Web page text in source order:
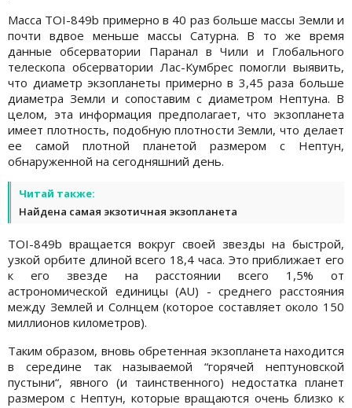
Масса TOI-849b примерно в 40 раз больше массы Земли и
почти вдвое меньше массы Сатурна. В то же время
данные обсерватории Паранал в Чили и Глобального
телескопа обсерватории Лас-Кумбрес помогли выявить,
что диаметр экзопланеты примерно в 3,45 раза больше
диаметра Земли и сопоставим с диаметром Нептуна. В
целом, эта информация предполагает, что экзопланета
имеет плотность, подобную плотности Земли, что делает
ее самой плотной планетой размером с Нептун,
обнаруженной на сегодняшний день.
Читай также:
Найдена самая экзотичная экзопланета
TOI-849b вращается вокруг своей звезды на быстрой,
узкой орбите длиной всего 18,4 часа. Это приближает его
к его звезде на расстоянии всего 1,5% от
астрономической единицы (AU) - среднего расстояния
между Землей и Солнцем (которое составляет около 150
миллионов километров).
Таким образом, вновь обретенная экзопланета находится
в середине так называемой “горячей нептуновской
пустыни“, явного (и таинственного) недостатка планет
размером с Нептун, которые вращаются очень близко к